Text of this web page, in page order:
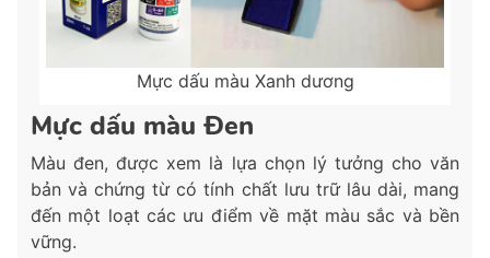
Mực dấu màu Xanh dương
Mực dấu màu Đen
Màu đen, được xem là lựa chọn lý tưởng cho văn
bản và chứng từ có tính chất lưu trữ lâu dài, mang
đến một loạt các ưu điểm về mặt màu sắc và bền
vững.